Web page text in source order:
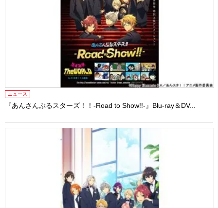
ニュース
『あんさんぶるスターズ！！-Road to Show!!-』Blu-ray＆DV...